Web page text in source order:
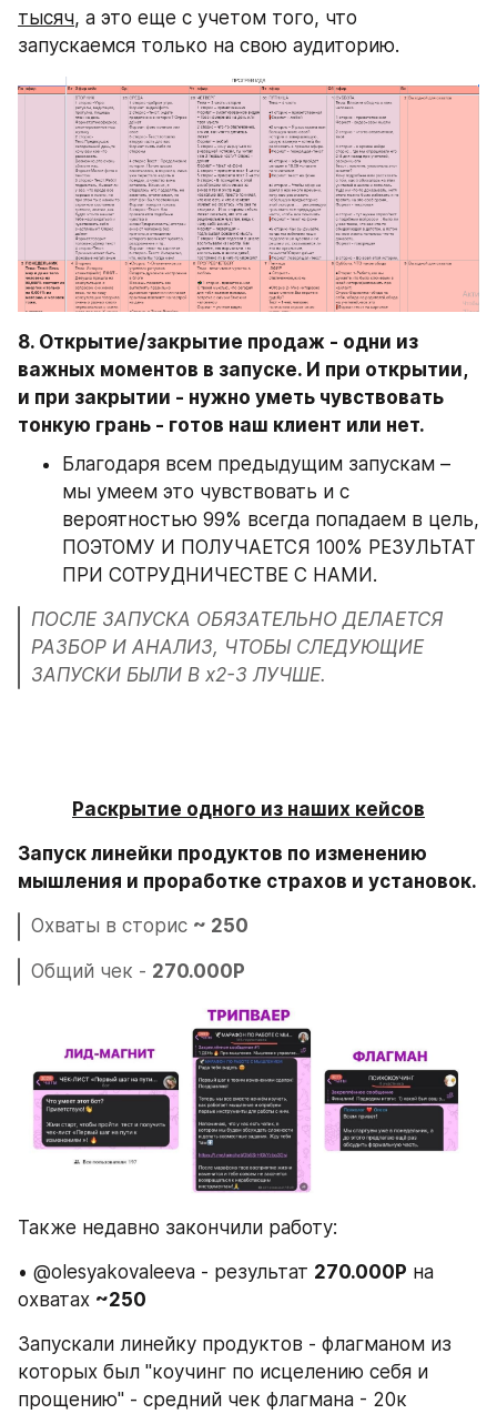
тысяч, а это еще с учетом того, что
запускаемся только на свою аудиторию.
8. Открытие/закрытие продаж - одни из
важных моментов в запуске. И при открытии,
и при закрытии - нужно уметь чувствовать
тонкую грань - готов наш клиент или нет.
Благодаря всем предыдущим запускам –
мы умеем это чувствовать и с
вероятностью 99% всегда попадаем в цель,
ПОЭТОМУ И ПОЛУЧАЕТСЯ 100% РЕЗУЛЬТАТ
ПРИ СОТРУДНИЧЕСТВЕ С НАМИ.
ПОСЛЕ ЗАПУСКА ОБЯЗАТЕЛЬНО ДЕЛАЕТСЯ
РАЗБОР И АНАЛИЗ, ЧТОБЫ СЛЕДУЮЩИЕ
ЗАПУСКИ БЫЛИ В х2-3 ЛУЧШЕ.
Раскрытие одного из наших кейсов
Запуск линейки продуктов по изменению
мышления и проработке страхов и установок.
Охваты в сторис ~ 250
Общий чек - 270.000Р
Также недавно закончили работу:
• @olesyakovaleeva - результат 270.000Р на
охватах ~250
Запускали линейку продуктов - флагманом из
которых был "коучинг по исцелению себя и
прощению" - средний чек флагмана - 20к